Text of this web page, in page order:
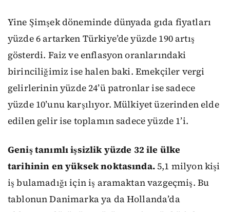
Yine Şimşek döneminde dünyada gıda fiyatları
yüzde 6 artarken Türkiye’de yüzde 190 artış
gösterdi. Faiz ve enflasyon oranlarındaki
birinciliğimiz ise halen baki. Emekçiler vergi
gelirlerinin yüzde 24’ü patronlar ise sadece
yüzde 10’unu karşılıyor. Mülkiyet üzerinden elde
edilen gelir ise toplamın sadece yüzde 1’i.
Geniş tanımlı işsizlik yüzde 32 ile ülke
tarihinin en yüksek noktasında.5,1 milyon kişi
iş bulamadığı için iş aramaktan vazgeçmiş. Bu
tablonun Danimarka ya da Hollanda’da